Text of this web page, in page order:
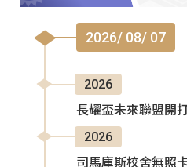
2026/ 08/ 07
2026
長耀盃未來聯盟開
2026
司馬庫斯校舍無照